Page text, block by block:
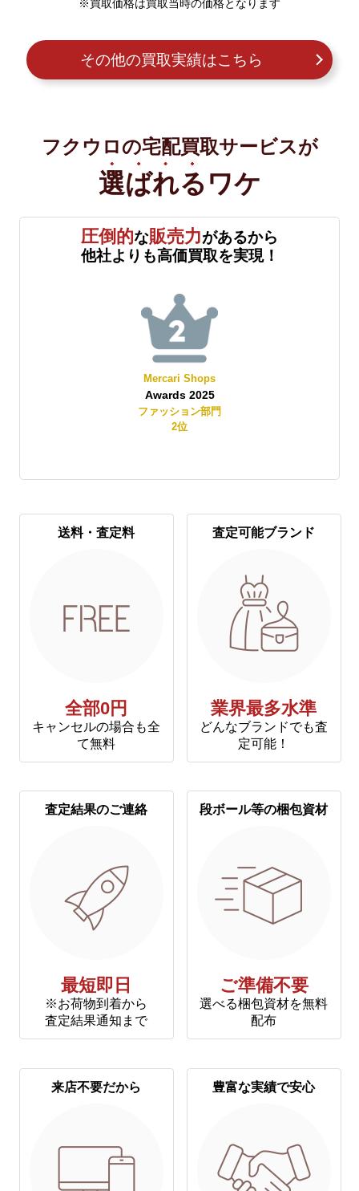
※買取価格は買取当時の価格となります
その他の買取実績はこちら
フクウロの宅配買取サービスが
選ばれる ワケ
圧倒的な販売力があるから
他社よりも高価買取を実現！
Mercari Shops
Awards 2025
ファッション部門
2位
送料・査定料
全部0円
キャンセルの場合も全
て無料
査定可能ブランド
業界最多水準
どんなブランドでも査
定可能！
査定結果のご連絡
最短即日
※お荷物到着から
査定結果通知まで
段ボール等の梱包資材
ご準備不要
選べる梱包資材を無料
配布
来店不要だから 豊富な実績で安心